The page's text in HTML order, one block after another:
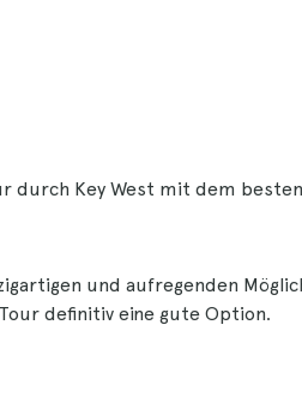
durch Key West mit dem
und aufregenden
definitiv eine gute Option.